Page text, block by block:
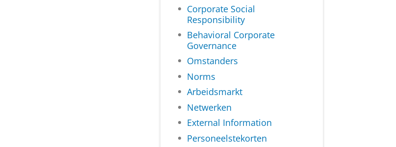
Corporate Social
Responsibility
Behavioral Corporate
Governance
Omstanders
Norms
Arbeidsmarkt
Netwerken
External Information
Personeelstekorten